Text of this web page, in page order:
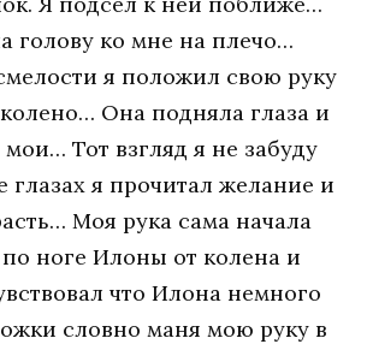
голову ко мне на плечо…
я положил свою руку
Она подняла глаза и
Тот взгляд я не забуду
глазах я прочитал желание и
Моя рука сама начала
ноге Илоны от колена и
что Илона немного
словно маня мою руку в